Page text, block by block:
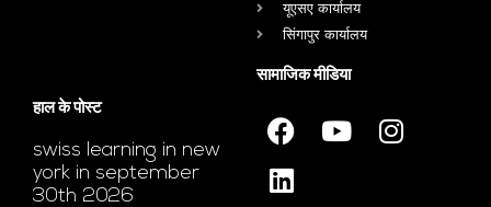
यूएसए कार्यालय
सिंगापुर कार्यालय
हाल के पोस्ट
swiss learning in new
york in september
30th 2026
सामाजिक मीडिया